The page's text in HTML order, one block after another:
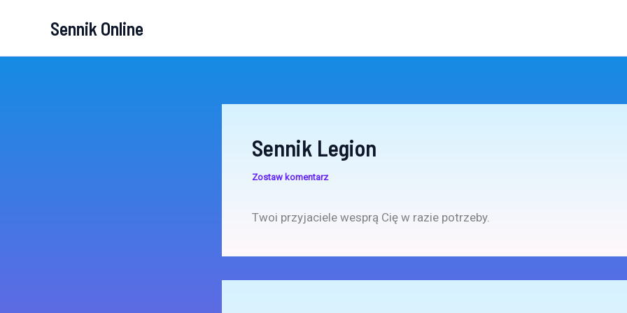
Sennik Online
Sennik Legion
Zostaw komentarz
Twoi przyjaciele wesprą Cię w razie potrzeby.